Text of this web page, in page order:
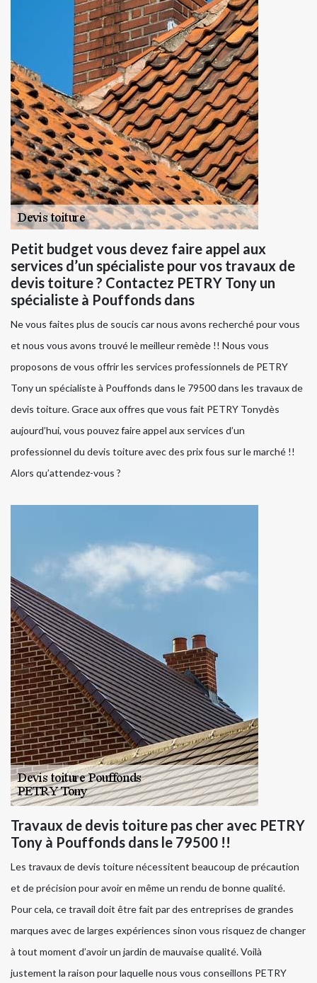
Petit budget vous devez faire appel aux
services d’un spécialiste pour vos travaux de
devis toiture ? Contactez PETRY Tony un
spécialiste à Pouffonds dans
Ne vous faites plus de soucis car nous avons recherché pour vous
et nous vous avons trouvé le meilleur remède !! Nous vous
proposons de vous offrir les services professionnels de PETRY
Tony un spécialiste à Pouffonds dans le 79500 dans les travaux de
devis toiture. Grace aux offres que vous fait PETRY Tonydès
aujourd’hui, vous pouvez faire appel aux services d’un
professionnel du devis toiture avec des prix fous sur le marché !!
Alors qu’attendez-vous ?
Travaux de devis toiture pas cher avec PETRY
Tony à Pouffonds dans le 79500 !!
Les travaux de devis toiture nécessitent beaucoup de précaution
et de précision pour avoir en même un rendu de bonne qualité.
Pour cela, ce travail doit être fait par des entreprises de grandes
marques avec de larges expériences sinon vous risquez de changer
à tout moment d’avoir un jardin de mauvaise qualité. Voilà
justement la raison pour laquelle nous vous conseillons PETRY